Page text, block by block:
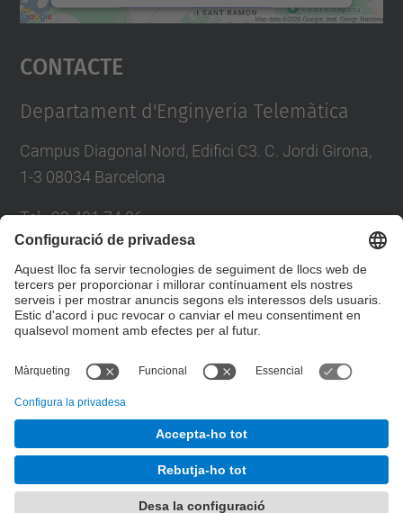
Accepta
powered by
Contacte
Departament d'Enginyeria Telemàtica
Campus Diagonal Nord, Edifici C3. C. Jordi Girona,
1-3 08034 Barcelona
Tel.:93 401 74 86
Directori UPC
Formulari de contacte
Departament d'Enginyeria Telemàtica. ENTEL.
Desenvolupat amb